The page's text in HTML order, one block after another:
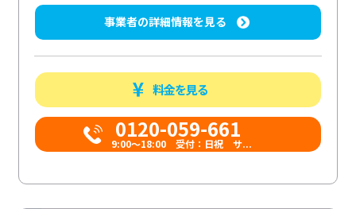
事業者の詳細情報を見る
料金を見る
0120-059-661
9:00〜18:00 受付：日祝 サ...